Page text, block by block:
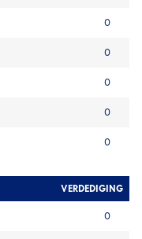
0
0
0
0
0
VERDEDIGING
0